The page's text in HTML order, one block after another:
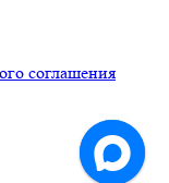
соглашения